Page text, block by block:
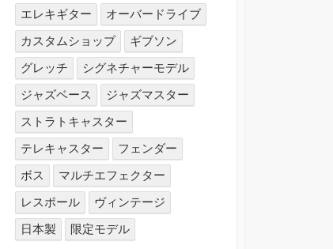
エレキギター
オーバードライブ
カスタムショップ
ギブソン
グレッチ
シグネチャーモデル
ジャズベース
ジャズマスター
ストラトキャスター
テレキャスター
フェンダー
ボス
マルチエフェクター
レスポール
ヴィンテージ
日本製
限定モデル